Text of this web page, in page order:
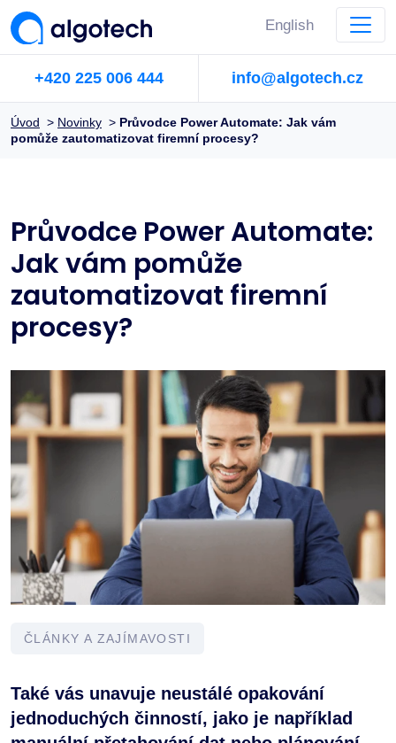
English
+420 225 006 444 info@algotech.cz
Úvod > Novinky > Průvodce Power Automate: Jak vám
pomůže zautomatizovat firemní procesy?
Průvodce Power Automate:
Jak vám pomůže
zautomatizovat firemní
procesy?
ČLÁNKY A ZAJÍMAVOSTI
Také vás unavuje neustálé opakování
jednoduchých činností, jako je například